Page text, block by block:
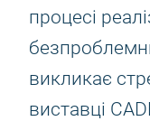
процесі
викликає
виставці